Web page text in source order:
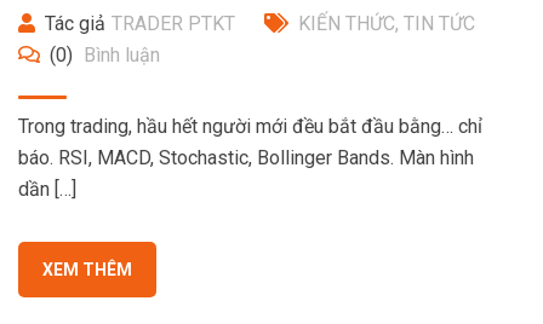
Tác giả TRADER PTKT KIẾN THỨC, TIN TỨC
(0) Bình luận
Trong trading, hầu hết người mới đều bắt đầu bằng… chỉ
báo. RSI, MACD, Stochastic, Bollinger Bands. Màn hình
dần […]
XEM THÊM